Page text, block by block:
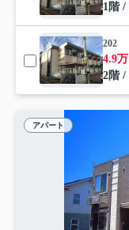
1階 /
202
4.9
2階 /
アパート